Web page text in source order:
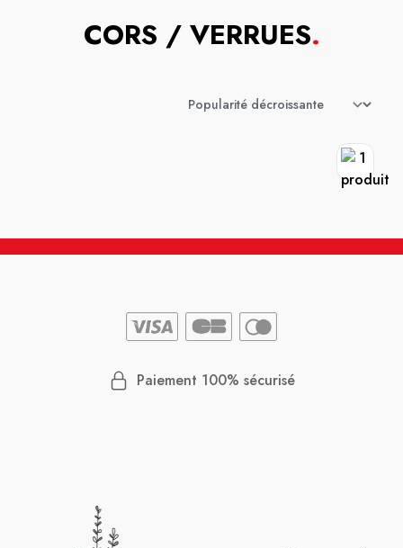
CORS / VERRUES.
Paiement 100% sécurisé